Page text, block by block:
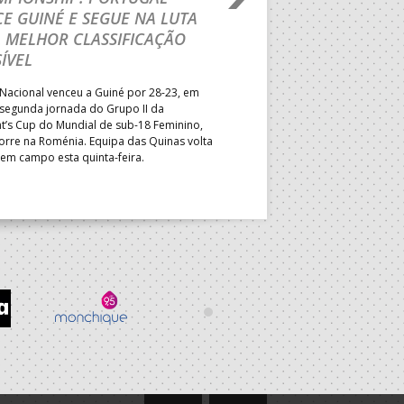
GUINÉ E SEGUE NA LUTA
MELHOR CLASSIFICAÇÃO
venceu a Guiné por 28-23, em
jornada do Grupo II da
Cup do Mundial de sub-18 Feminino,
na Roménia. Equipa das Quinas volta
campo esta quinta-feira.
MAIN ROUND
Segunda parte dominada
derrota portuguesa por 35-
Grupo II da Main Round do
Masculino, em Belgrado.
a entrar em campo esta
horas.